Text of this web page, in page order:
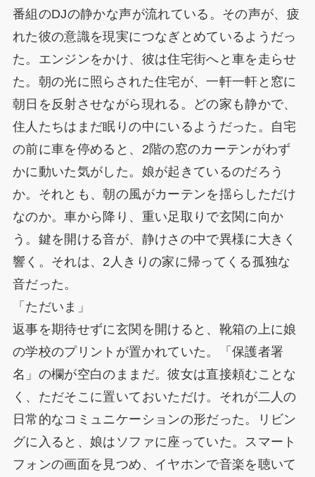
番組のDJの静かな声が流れている。その声が、疲
れた彼の意識を現実につなぎとめているようだっ
た。エンジンをかけ、彼は住宅街へと車を走らせ
た。朝の光に照らされた住宅が、一軒一軒と窓に
朝日を反射させながら現れる。どの家も静かで、
住人たちはまだ眠りの中にいるようだった。自宅
の前に車を停めると、2階の窓のカーテンがわず
かに動いた気がした。娘が起きているのだろう
か。それとも、朝の風がカーテンを揺らしただけ
なのか。車から降り、重い足取りで玄関に向か
う。鍵を開ける音が、静けさの中で異様に大きく
響く。それは、2人きりの家に帰ってくる孤独な
音だった。
「ただいま」
返事を期待せずに玄関を開けると、靴箱の上に娘
の学校のプリントが置かれていた。「保護者署
名」の欄が空白のままだ。彼女は直接頼むことな
く、ただそこに置いておいただけ。それが二人の
日常的なコミュニケーションの形だった。リビン
グに入ると、娘はソファに座っていた。スマート
フォンの画面を見つめ、イヤホンで音楽を聴いて